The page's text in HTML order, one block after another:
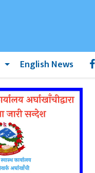
English News